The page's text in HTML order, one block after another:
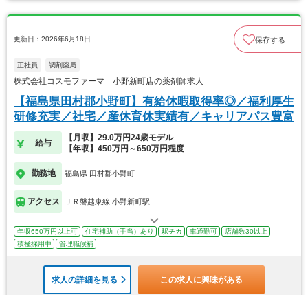
更新日：2026年6月18日 保存する
正社員 調剤薬局
株式会社コスモファーマ 小野新町店の薬剤師求人
【福島県田村郡小野町】有給休暇取得率◎／福利厚生
研修充実／社宅／産休育休実績有／キャリアパス豊富
給与
【月収】29.0万円24歳モデル
【年収】450万円～650万円程度
勤務地 福島県 田村郡小野町
アクセス ＪＲ磐越東線 小野新町駅
年収650万円以上可 住宅補助（手当）あり 駅チカ 車通勤可
店舗数30以上
積極採用中
管理職候補
求人の詳細を見る この求人に興味がある